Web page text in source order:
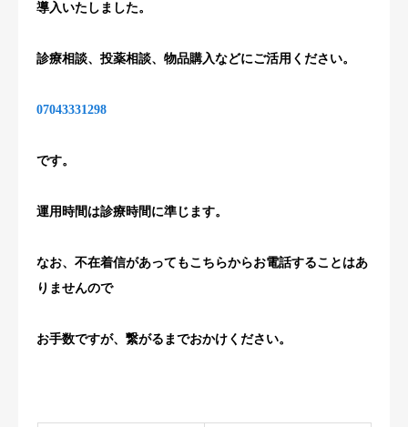
導入いたしました。
診療相談、投薬相談、物品購入などにご活用ください。
07043331298
です。
運用時間は診療時間に準じます。
なお、不在着信があってもこちらからお電話することはあ
りませんので
お手数ですが、繋がるまでおかけください。